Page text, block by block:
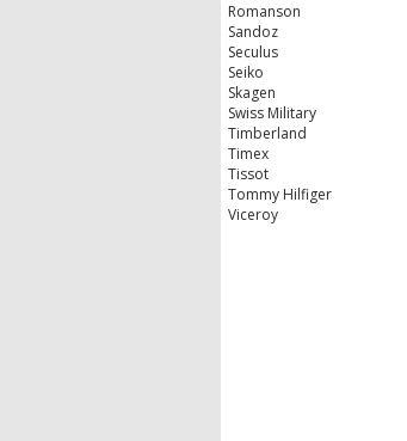
Romanson
Sandoz
Seculus
Seiko
Skagen
Swiss Military
Timberland
Timex
Tissot
Tommy Hilfiger
Viceroy